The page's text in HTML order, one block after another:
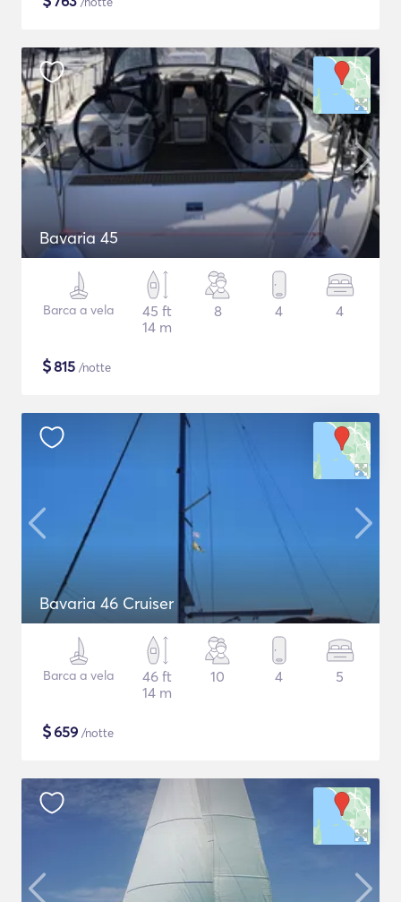
Bavaria 45
Barca a vela
45 ft
14 m
8 4 4
$815 /notte
Bavaria 46 Cruiser
Barca a vela
46 ft
14 m
10 4 5
$659 /notte